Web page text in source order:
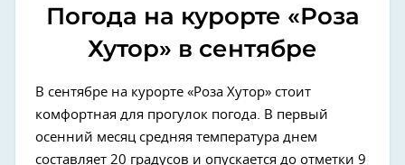
Погода на курорте «Роза
Хутор» в сентябре
В сентябре на курорте «Роза Хутор» стоит
комфортная для прогулок погода. В первый
осенний месяц средняя температура днем
составляет 20 градусов и опускается до отметки 9